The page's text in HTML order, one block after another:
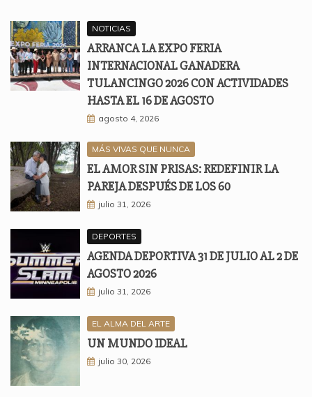
NOTICIAS
ARRANCA LA EXPO FERIA
INTERNACIONAL GANADERA
TULANCINGO 2026 CON ACTIVIDADES
HASTA EL 16 DE AGOSTO
agosto 4, 2026
MÁS VIVAS QUE NUNCA
EL AMOR SIN PRISAS: REDEFINIR LA
PAREJA DESPUÉS DE LOS 60
julio 31, 2026
DEPORTES
AGENDA DEPORTIVA 31 DE JULIO AL 2 DE
AGOSTO 2026
julio 31, 2026
EL ALMA DEL ARTE
UN MUNDO IDEAL
julio 30, 2026